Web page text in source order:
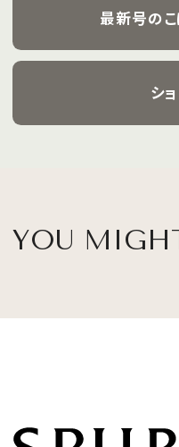
最新号のこ
シ
YOU